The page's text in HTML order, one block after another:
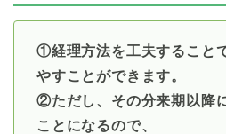
①経理方法を工夫すること
やすことができます。
②ただし、その分来期以降
ことになるので、